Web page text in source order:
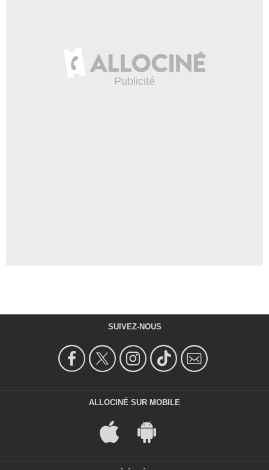
SUIVEZ-NOUS
ALLOCINÉ SUR MOBILE